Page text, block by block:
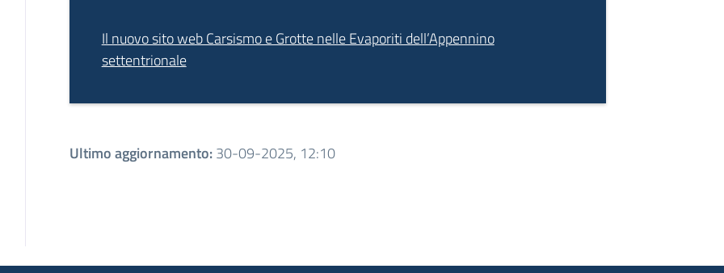
Il nuovo sito web Carsismo e Grotte nelle Evaporiti dell’Appennino
settentrionale
Ultimo aggiornamento:30-09-2025, 12:10